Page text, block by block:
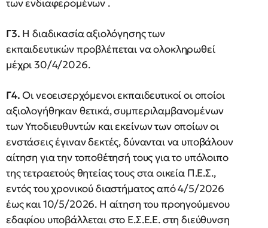
των ενδιαφερομένων .
Γ3. Η διαδικασία αξιολόγησης των
εκπαιδευτικών προβλέπεται να ολοκληρωθεί
μέχρι 30/4/2026.
Γ4. Οι νεοεισερχόμενοι εκπαιδευτικοί οι οποίοι
αξιολογήθηκαν θετικά, συμπεριλαμβανομένων
των Υποδιευθυντών και εκείνων των οποίων οι
ενστάσεις έγιναν δεκτές, δύνανται να υποβάλουν
αίτηση για την τοποθέτησή τους για το υπόλοιπο
της τετραετούς θητείας τους στα οικεία Π.Ε.Σ.,
εντός του χρονικού διαστήματος από 4/5/2026
έως και 10/5/2026. Η αίτηση του προηγούμενου
εδαφίου υποβάλλεται στο Ε.Σ.Ε.Ε. στη διεύθυνση